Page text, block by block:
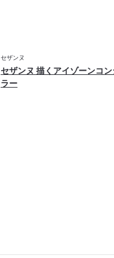
セザンヌ
セザンヌ 描くアイゾーンコ
ラー